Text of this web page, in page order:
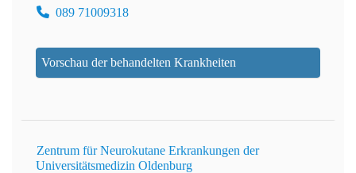
089 71009318
Vorschau der behandelten Krankheiten
Zentrum für Neurokutane Erkrankungen der
Universitätsmedizin Oldenburg